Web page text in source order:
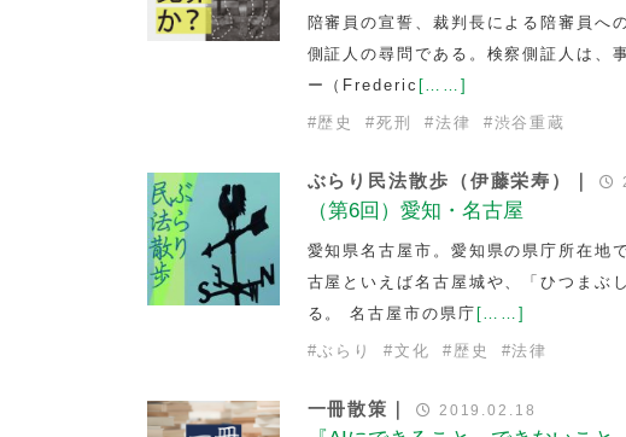
陪審員の宣誓、裁判長による陪審員へ
側証人の尋問である。検察側証人は、
ー（Frederic [……]
#歴史 #死刑 #法律 #渋谷重蔵
ぶらり民法散歩（伊藤栄寿）｜
（第6回）愛知・名古屋
愛知県名古屋市。愛知県の県庁所在地
古屋といえば名古屋城や、「ひつまぶ
る。 名古屋市の県庁 [……]
#ぶらり #文化 # 歴史 #法律
一冊散策｜ 2019.02.18